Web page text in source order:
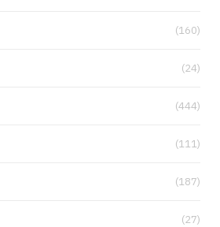
(160)
(24)
(444)
(111)
(187)
(27)